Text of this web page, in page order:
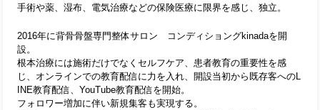
手術や薬、湿布、電気治療などの保険医療に限界を感じ、独立。
2016年に背骨骨盤専門整体サロン　コンディショングkinadaを開
設。
根本治療には施術だけでなくセルフケア、患者教育の重要性を感
じ、オンラインでの教育配信に力を入れ、開設当初から既存客へのL
INE教育配信、YouTube教育配信を開始。
フォロワー増加に伴い新規集客も実現する。